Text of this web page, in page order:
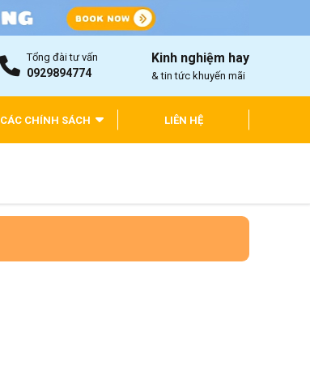
Tổng đài tư vấn
0929894774
Kinh nghiệm hay
& tin tức khuyến mãi
CÁC CHÍNH SÁCH LIÊN HỆ